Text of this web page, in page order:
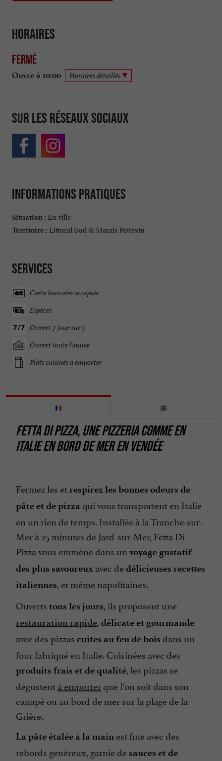
Horaires
Fermé
Ouvre à 10:00 Horaires détaillés
Sur les réseaux sociaux
Informations pratiques
Situation : En ville
Territoire : Littoral Sud & Marais Poitevin
Services
Carte bancaire acceptée
Espèces
Ouvert 7 jour sur 7
Ouvert toute l'année
Plats cuisinés à emporter
FETTA DI PIZZA, UNE PIZZERIA COMME EN
ITALIE EN BORD DE MER EN VENDÉE
Fermez les et respirez les bonnes odeurs de
pâte et de pizza qui vous transportent en Italie
en un rien de temps. Installée à la Tranche-sur-
Mer à 25 minutes de Jard-sur-Mer, Fetta Di
Pizza vous emmène dans un voyage gustatif
des plus savoureux avec dedélicieuses recettes
italiennes, et même napolitaines.
Ouverts tous les jours, ils proposent une
restauration rapide, délicate et gourmande
avec des pizzas cuites au feu de bois dans un
four fabriqué en Italie. Cuisinées avec des
produits frais et de qualité, les pizzas se
dégustentà emporterque l’on soit dans son
canapé ou au bord de mer sur la plage de la
Grière.
La pâte étalée à la main est fine avec des
rebords généreux, garnie de sauces et de